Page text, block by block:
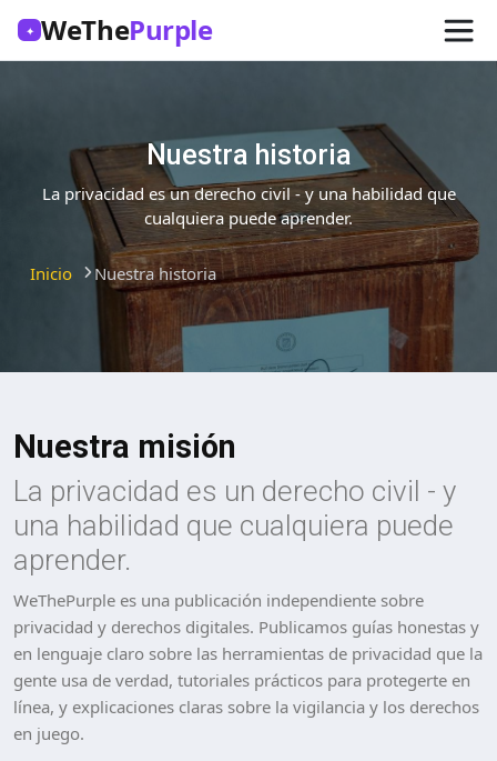
✦ WeThePurple
Nuestra historia
La privacidad es un derecho civil - y una habilidad que
cualquiera puede aprender.
Inicio Nuestra historia
Nuestra misión
La privacidad es un derecho civil - y
una habilidad que cualquiera puede
aprender.
WeThePurple es una publicación independiente sobre
privacidad y derechos digitales. Publicamos guías honestas y
en lenguaje claro sobre las herramientas de privacidad que la
gente usa de verdad, tutoriales prácticos para protegerte en
línea, y explicaciones claras sobre la vigilancia y los derechos
en juego.